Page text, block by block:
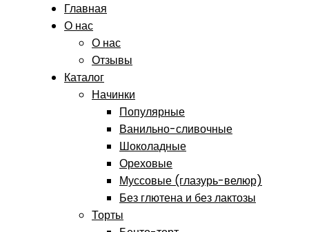
Главная
О нас
О нас
Отзывы
Каталог
Начинки
Популярные
Ванильно-сливочные
Шоколадные
Ореховые
Муссовые (глазурь-велюр)
Без глютена и без лактозы
Торты